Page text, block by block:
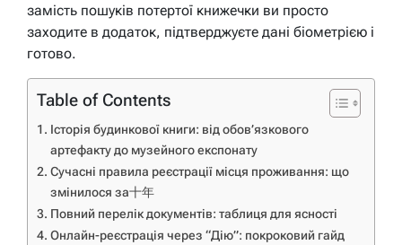
замість пошуків потертої книжечки ви просто
заходите в додаток, підтверджуєте дані біометрією і
готово.
Table of Contents
Історія будинкової книги: від обов’язкового
артефакту до музейного експонату
Сучасні правила реєстрації місця проживання: що
змінилося за十年
Повний перелік документів: таблиця для ясності
Онлайн-реєстрація через “Дію”: покроковий гайд